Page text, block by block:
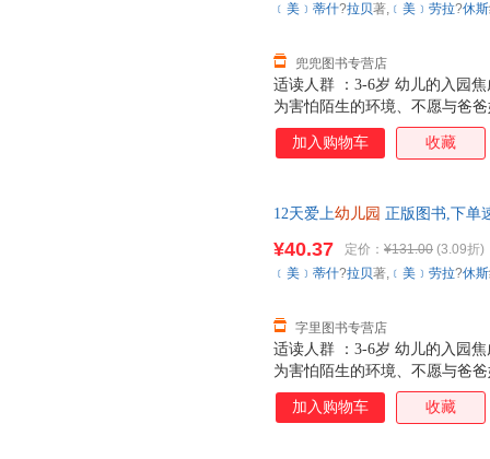
适读人群 ：3-6岁 幼儿的入园
为害怕陌生的环境、不愿与爸
园个月，幼儿园门口充斥着孩
甚至能看到一些妈妈们红着眼
儿园里的生活秩序讲给孩子听
精彩的次一一呈现，告诉孩子
这本书，孩子的焦虑会变为向
兜兜图书专营店
﹝美﹞蒂什?拉贝著, ﹝美﹞劳拉?休斯
加入购物车 收藏
12天爱上幼儿园 正版图书,下单
适读人群 ：3-6岁 幼儿的入园
为害怕陌生的环境、不愿与爸
园个月，幼儿园门口充斥着孩
甚至能看到一些妈妈们红着眼
¥40.37 定价： ¥131.00 (3.09折)
字里图书专营店
﹝美﹞蒂什?拉贝著, ﹝美﹞劳拉?休斯
加入购物车 收藏